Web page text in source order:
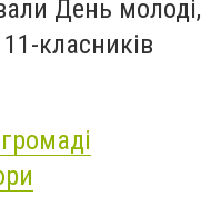
День молоді,
класників